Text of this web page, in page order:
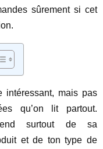
sûrement si cet
intéressant, mais pas
qu’on lit partout.
surtout de sa
et de ton type de